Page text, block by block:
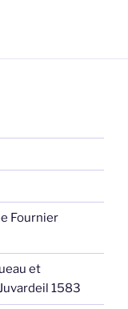
Fournier
et
1583